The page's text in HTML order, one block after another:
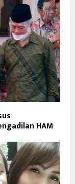
HAM